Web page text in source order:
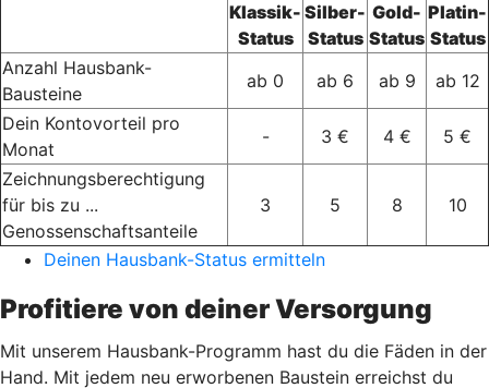
Klassik-
Status
Silber-
Status
Gold-
Status
Platin-
Status
Anzahl Hausbank-
Bausteine
ab 0 ab 6 ab 9
ab 12
Dein Kontovorteil pro
Monat
- 3 € 4 €
5 €
Zeichnungsberechtigung
für bis zu ...
Genossenschaftsanteile
3 5 8 10
Deinen Hausbank-Status ermitteln
Profitiere von deiner Versorgung
Mit unserem Hausbank-Programm hast du die Fäden in der
Hand. Mit jedem neu erworbenen Baustein erreichst du